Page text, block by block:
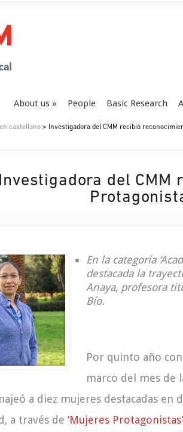
About us People Basic Research
castellano > Investigadora del CMM recibió
Investigadora del CMM
En la categoría
destacada la
Anaya, profesora
Bío.
Por quinto año
marco del mes de
a diez mujeres destacadas en
a través de ‘Mujeres Protagonistas’